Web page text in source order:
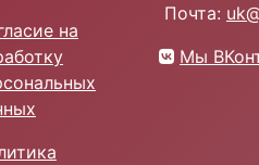
на
Почта:
Мы